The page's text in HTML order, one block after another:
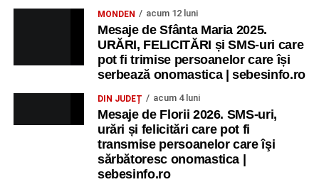
MONDEN acum 12 luni
Mesaje de Sfânta Maria 2025.
URĂRI, FELICITĂRI și SMS-uri care
pot fi trimise persoanelor care își
serbează onomastica | sebesinfo.ro
DIN JUDEȚ acum 4 luni
Mesaje de Florii 2026. SMS-uri,
urări și felicitări care pot fi
transmise persoanelor care îşi
sărbătoresc onomastica |
sebesinfo.ro